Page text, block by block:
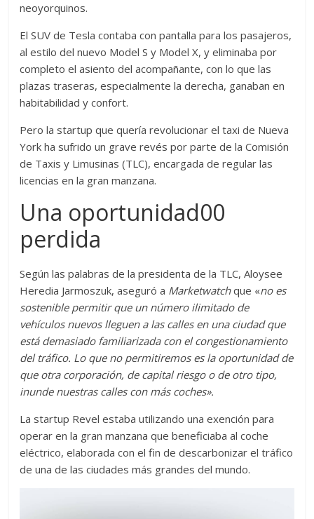
neoyorquinos.
El SUV de Tesla contaba con pantalla para los pasajeros,
al estilo del nuevo Model S y Model X, y eliminaba por
completo el asiento del acompañante, con lo que las
plazas traseras, especialmente la derecha, ganaban en
habitabilidad y confort.
Pero la startup que quería revolucionar el taxi de Nueva
York ha sufrido un grave revés por parte de la Comisión
de Taxis y Limusinas (TLC), encargada de regular las
licencias en la gran manzana.
Una oportunidad00
perdida
Según las palabras de la presidenta de la TLC, Aloysee
Heredia Jarmoszuk, aseguró a Marketwatchque «no es
sostenible permitir que un número ilimitado de
vehículos nuevos lleguen a las calles en una ciudad que
está demasiado familiarizada con el congestionamiento
del tráfico. Lo que no permitiremos es la oportunidad de
que otra corporación, de capital riesgo o de otro tipo,
inunde nuestras calles con más coches».
La startup Revel estaba utilizando una exención para
operar en la gran manzana que beneficiaba al coche
eléctrico, elaborada con el fin de descarbonizar el tráfico
de una de las ciudades más grandes del mundo.